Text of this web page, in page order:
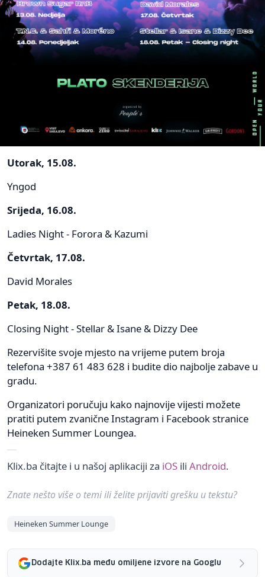
Utorak, 15.08.
Yngod
Srijeda, 16.08.
Ladies Night - Forora & Kazumi
Četvrtak, 17.08.
David Morales
Petak, 18.08.
Closing Night - Stellar & Isane & Dizzy Dee
Rezervišite svoje mjesto na vrijeme putem broja
telefona +387 61 483 628 i budite dio najbolje zabave u
gradu.
Organizatori poručuju kako najnovije vijesti možete
pratiti putem zvanične Instagram i Facebook stranice
Heineken Summer Loungea.
Klix.ba čitajte i u našoj aplikaciji za iOS ili Android.
Znate nešto više o temi ili želite prijaviti grešku u tekstu?
Heineken Summer Lounge
Dodajte Klix.ba među omiljene izvore na Googlu